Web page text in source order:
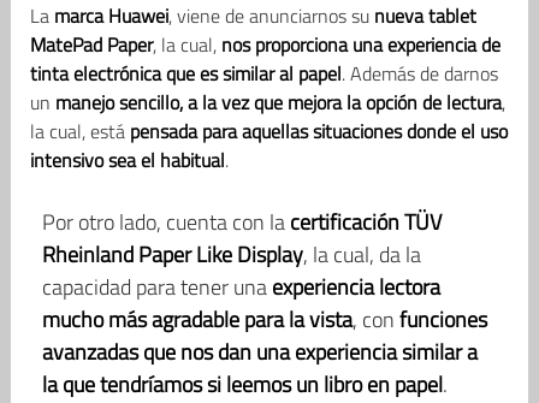
La marca Huawei, viene de anunciarnos su nueva tablet
MatePad Paper, la cual, nos proporciona una experiencia de
tinta electrónica que es similar al papel. Además de darnos
un manejo sencillo, a la vez que mejora la opción de lectura,
la cual, está pensada para aquellas situaciones donde el uso
intensivo sea el habitual.
Por otro lado, cuenta con lacertificación TÜV
Rheinland Paper Like Display, la cual, da la
capacidad para tener unaexperiencia lectora
mucho más agradable para la vista, confunciones
avanzadas que nos dan una experiencia similar a
la que tendríamos si leemos un libro en papel.